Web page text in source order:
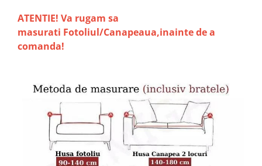
ATENTIE! Va rugam sa
masurati Fotoliul/Canapeaua,inainte de a
comanda!